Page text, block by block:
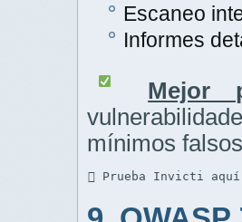
Escaneo
Informes
Mejor
mínimos
 Prueba Invicti